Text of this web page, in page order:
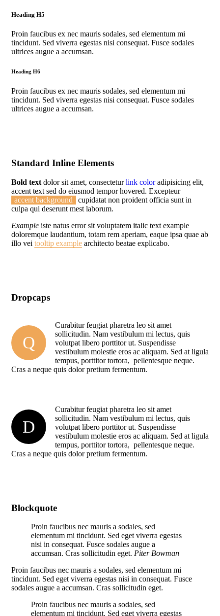
Heading H5
Proin faucibus ex nec mauris sodales, sed elementum mi
tincidunt. Sed viverra egestas nisi consequat. Fusce sodales
ultrices augue a accumsan.
Heading H6
Proin faucibus ex nec mauris sodales, sed elementum mi
tincidunt. Sed viverra egestas nisi consequat. Fusce sodales
ultrices augue a accumsan.
Standard Inline Elements
Bold text dolor sit amet, consecteturlink coloradipisicing elit,
accent text sed do eiusmod tempor hovered. Excepteur
accent background
cupidatat non proident officia sunt in
culpa qui deserunt mest laborum.
Example iste natus error sit voluptatem italic text example
doloremque laudantium, totam rem aperiam, eaque ipsa quae ab
illo vei tooltip example architecto beatae explicabo.
Dropcaps
Q
Curabitur feugiat pharetra leo sit amet
sollicitudin. Nam vestibulum mi lectus, quis
volutpat libero porttitor ut. Suspendisse
vestibulum molestie eros ac aliquam. Sed at ligula
tempus, porttitor tortora, pellentesque neque.
Cras a neque quis dolor pretium fermentum.
D
Curabitur feugiat pharetra leo sit amet
sollicitudin. Nam vestibulum mi lectus, quis
volutpat libero porttitor ut. Suspendisse
vestibulum molestie eros ac aliquam. Sed at ligula
tempus, porttitor tortora, pellentesque neque.
Cras a neque quis dolor pretium fermentum.
Blockquote
Proin faucibus nec mauris a sodales, sed
elementum mi tincidunt. Sed eget viverra egestas
nisi in consequat. Fusce sodales augue a
accumsan. Cras sollicitudin eget. Piter Bowman
Proin faucibus nec mauris a sodales, sed elementum mi
tincidunt. Sed eget viverra egestas nisi in consequat. Fusce
sodales augue a accumsan. Cras sollicitudin eget.
Proin faucibus nec mauris a sodales, sed
elementum mi tincidunt. Sed eget viverra egestas